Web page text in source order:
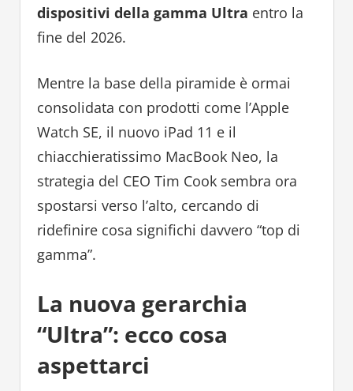
dispositivi della gamma Ultra entro la
fine del 2026.
Mentre la base della piramide è ormai
consolidata con prodotti come l’Apple
Watch SE, il nuovo iPad 11 e il
chiacchieratissimo MacBook Neo, la
strategia del CEO Tim Cook sembra ora
spostarsi verso l’alto, cercando di
ridefinire cosa significhi davvero “top di
gamma”.
La nuova gerarchia
“Ultra”: ecco cosa
aspettarci